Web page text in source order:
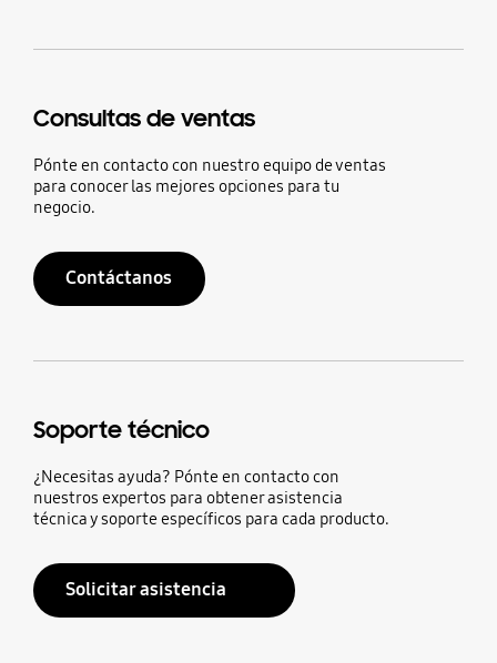
Consultas de ventas
Pónte en contacto con nuestro equipo de ventas
para conocer las mejores opciones para tu
negocio.
Contáctanos
Soporte técnico
¿Necesitas ayuda? Pónte en contacto con
nuestros expertos para obtener asistencia
técnica y soporte específicos para cada producto.
Solicitar asistencia